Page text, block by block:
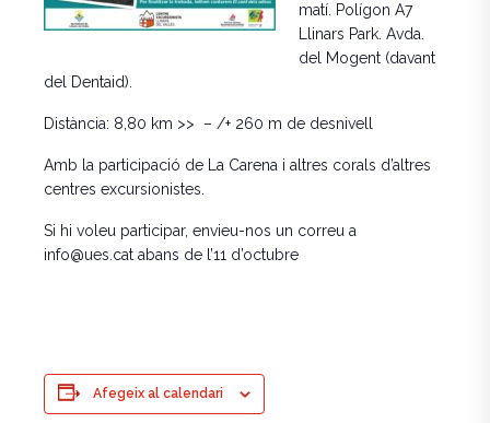
matí. Polígon A7
Llinars Park. Avda.
del Mogent (davant
del Dentaid).
Distància: 8,80 km >> – /+ 260 m de desnivell
Amb la participació de La Carena i altres corals d’altres
centres excursionistes.
Si hi voleu participar, envieu-nos un correu a
info@ues.cat abans de l’11 d’octubre
Afegeix al calendari